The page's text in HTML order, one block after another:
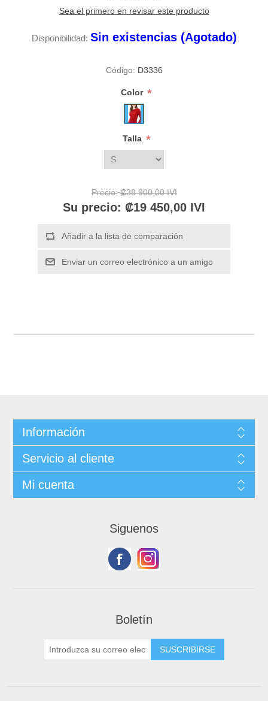
Sea el primero en revisar este producto
Disponibilidad: Sin existencias (Agotado)
Código: D3336
Color *
Talla *
Precio: ₡38 900,00 IVI
Su precio: ₡19 450,00 IVI
Información
Servicio al cliente
Mi cuenta
Siguenos
Boletín